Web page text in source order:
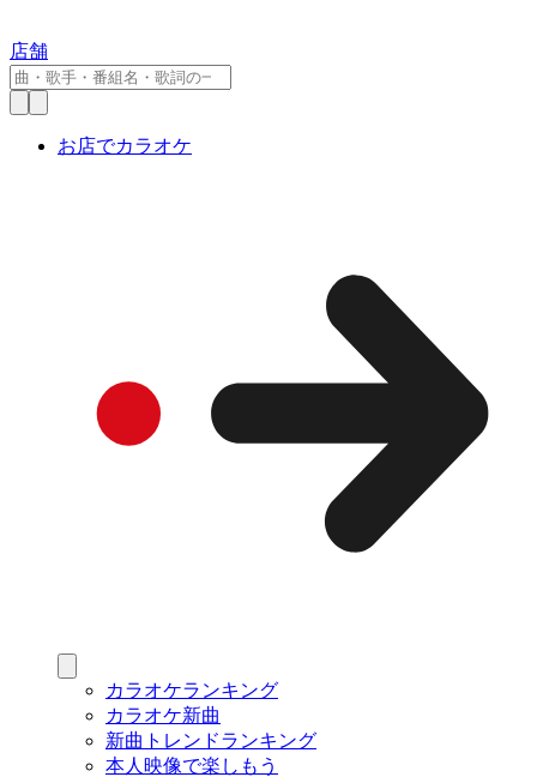
店舗
お店でカラオケ
カラオケランキング
カラオケ新曲
新曲トレンドランキング
本人映像で楽しもう